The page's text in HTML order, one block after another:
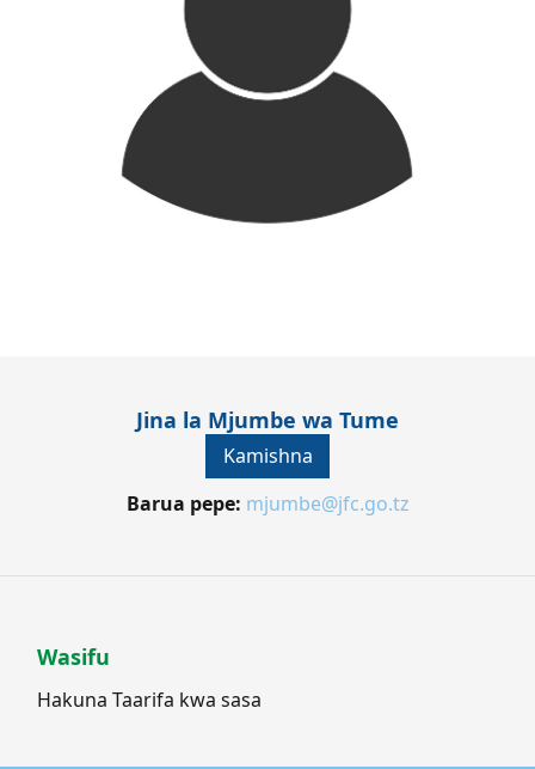
Jina la Mjumbe wa Tume
Kamishna
Barua pepe: mjumbe@jfc.go.tz
Wasifu
Hakuna Taarifa kwa sasa